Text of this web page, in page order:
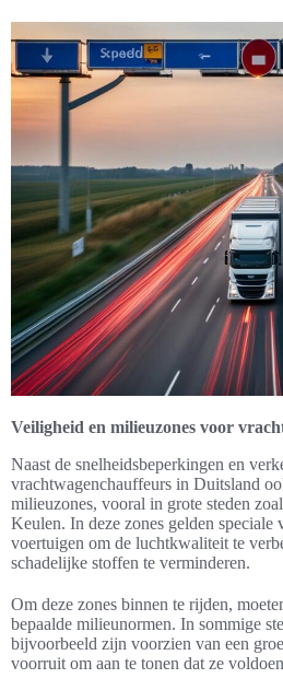
Veiligheid en milieuzones voor
Naast de snelheidsbeperkingen en
vrachtwagenchauffeurs in Duitsland
milieuzones, vooral in grote steden
Keulen. In deze zones gelden speciale
voertuigen om de luchtkwaliteit te
schadelijke stoffen te verminderen.
Om deze zones binnen te rijden,
bepaalde milieunormen. In sommige
bijvoorbeeld zijn voorzien van een
voorruit om aan te tonen dat ze